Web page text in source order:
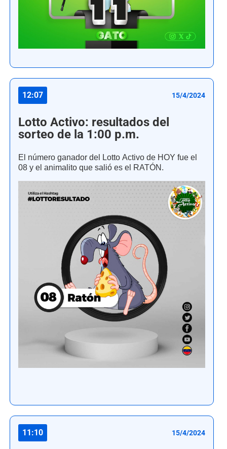
12:07 15/4/2024
Lotto Activo: resultados del
sorteo de la 1:00 p.m.
El número ganador del Lotto Activo de HOY fue el
08 y el animalito que salió es el RATÓN.
11:10 15/4/2024